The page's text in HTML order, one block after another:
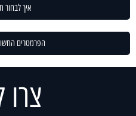
איך לבחור
הפרמטרים